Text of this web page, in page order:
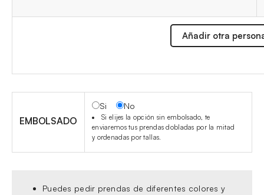
Añadir otra
EMBOLSADO
Si No
Si elijes la opción sin embolsado, te
enviaremos tus prendas dobladas por la mitad
y ordenadas por tallas.
Puedes pedir prendas de diferentes colores y